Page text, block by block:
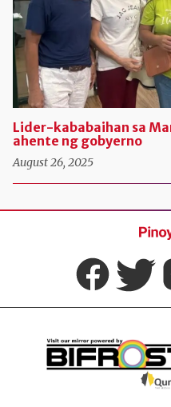
Lider-kababaihan sa
ahente ng gobyerno
August 26, 2025